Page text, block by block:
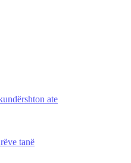
ate
tanë